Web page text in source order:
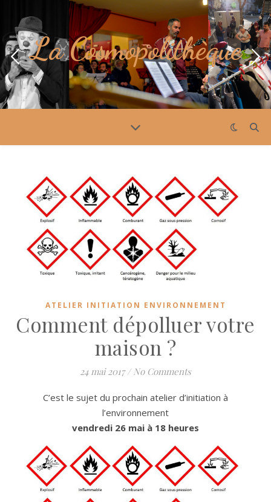
La Cosmopolithèque
ATELIER INITIATION ENVIRONNEMENT
Comment dépolluer votre
maison ?
24 mai 2017 / No Comments
C’est le sujet du prochain atelier d’initiation à
l’environnement
vendredi 26 mai à 18 heures